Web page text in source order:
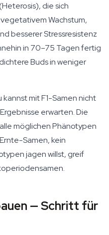
die sich
Wachstum,
besserer Stressresistenz
in 70–75 Tagen fertig
Buds in weniger
kannst mit F1-Samen nicht
erwarten. Die
möglichen Phänotypen
Samen, kein
jagen willst, greif
— Schritt für